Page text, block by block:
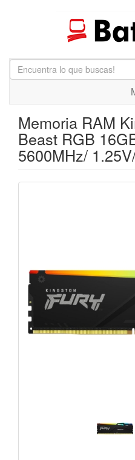
Memoria RAM
Beast RGB
5600MHz/